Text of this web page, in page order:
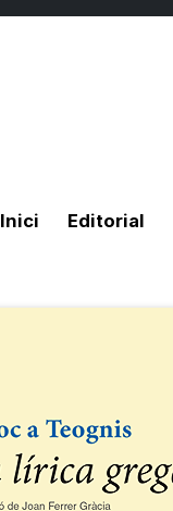
Inici Editorial